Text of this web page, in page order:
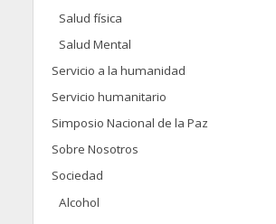
Salud física
Salud Mental
Servicio a la humanidad
Servicio humanitario
Simposio Nacional de la Paz
Sobre Nosotros
Sociedad
Alcohol